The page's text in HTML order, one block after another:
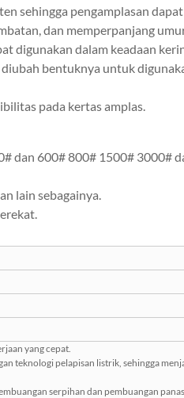
sehingga pengamplasan
dan memperpanjang
digunakan dalam keadaan
bentuknya untuk
pada kertas amplas.
dan 600# 800# 1500# 3000#
lain sebagainya.
yang cepat.
teknologi pelapisan listrik, sehingga
serpihan dan pembuangan